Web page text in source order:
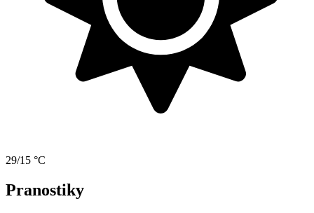
29/15 °C
Pranostiky